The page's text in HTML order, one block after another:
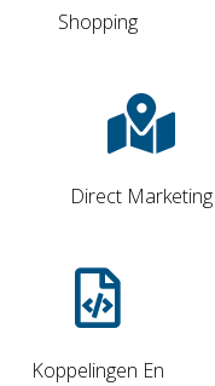
Shopping
Direct Marketing
Koppelingen En